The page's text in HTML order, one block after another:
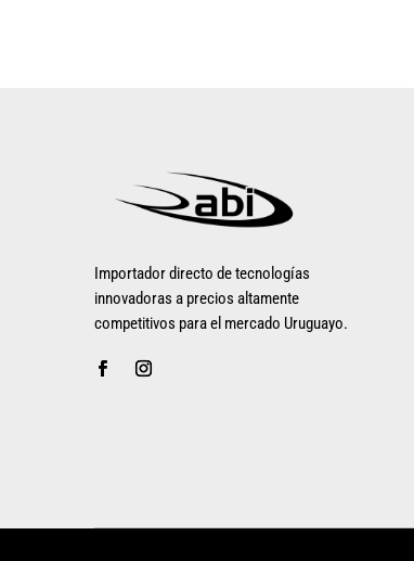
Importador directo de tecnologías
innovadoras a precios altamente
competitivos para el mercado Uruguayo.